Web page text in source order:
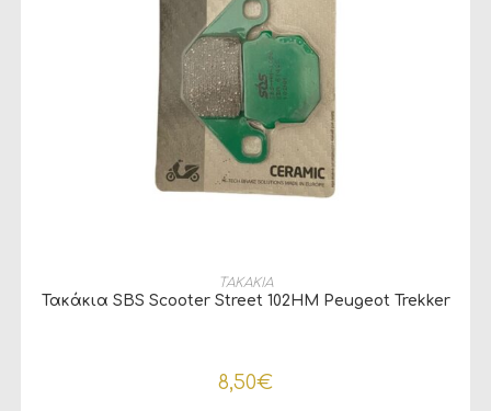
ΠΡΟΣΘΉΚΗ ΣΤΟ ΚΑΛΆΘΙ
ΤΑΚΑΚΙΑ
Τακάκια SBS Scooter Street 102HM Peugeot Trekker
8,50€